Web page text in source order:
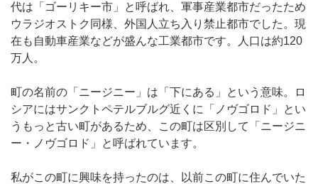
代は「ゴーリキー市」と呼ばれ、軍事産業都市だったため
ウラジオストク同様、外国人立ち入り禁止都市でした。現
在も自動車産業などが盛んな工業都市です。人口は約120
万人。
町の名前の「ニージニー」は「下にある」という意味。ロ
シアにはサンクトペテルブルグ近くに「ノヴゴロド」とい
うもっと古い町があるため、この町は区別して「ニージニ
ー・ノヴゴロド」と呼ばれています。
私がこの町に興味を持ったのは、以前この町に住んでいた